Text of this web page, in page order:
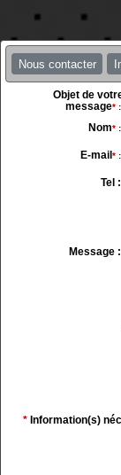
Nous contacter
Objet de
message*:
Nom*:
E-mail *:
Tel :
Message :
* Information(s)